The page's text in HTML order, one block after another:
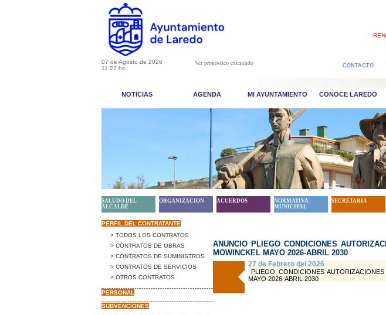
07 de Agosto de 2026
11:22 hs
Ver pronostico extendido CONTACTO
NOTICIAS AGENDA MI AYUNTAMIENTO CONOCE LAREDO
SALUDO DEL
ALCALDE
ORGANIZACION ACUERDOS
NORMATIVA
MUNICIPAL
SECRETARIA
PERFIL DEL CONTRATANTE
> TODOS LOS CONTRATOS
> CONTRATOS DE OBRAS
> CONTRATOS DE SUMINISTROS
> CONTRATOS DE SERVICIOS
> OTROS CONTRATOS
PERSONAL
SUBVENCIONES
ANUNCIO PLIEGO CONDICIONES
MOWINCKEL MAYO 2026-ABRIL 2030
27 de Febrero del 2026
PLIEGO CONDICIONES
MAYO 2026-ABRIL 2030